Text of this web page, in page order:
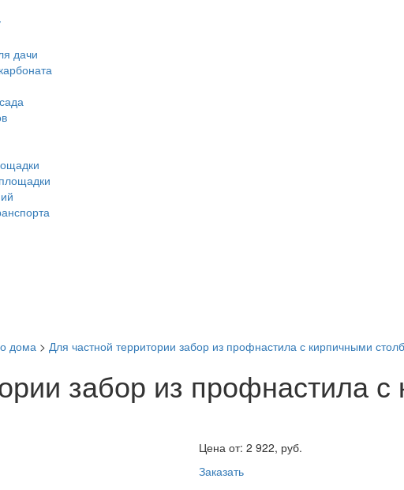
дачи
дома > Для частной территории забор из профнастила с кирпичными
забор из профнастила
Цена от: 2 922, руб.
Заказать